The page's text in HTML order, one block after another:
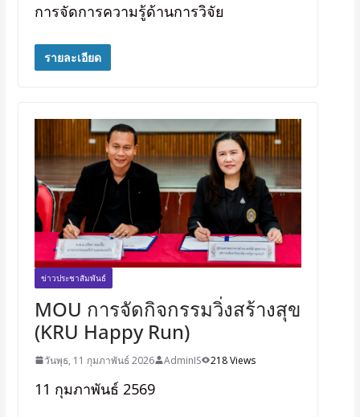
การจัดการความรู้ด้านการวิจัย
รายละเอียด
ข่าวประชาสัมพันธ์
MOU การจัดกิจกรรมวิ่งสร้างสุข
(KRU Happy Run)
วันพุธ, 11 กุมภาพันธ์ 2026 AdminIS 218 Views
11 กุมภาพันธ์ 2569